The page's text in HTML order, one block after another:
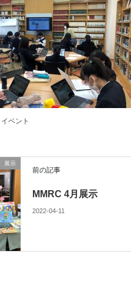
イベント
展示
前の記事
MMRC 4月展示
2022-04-11